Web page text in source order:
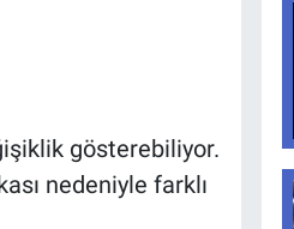
gösterebiliyor.
nedeniyle farklı